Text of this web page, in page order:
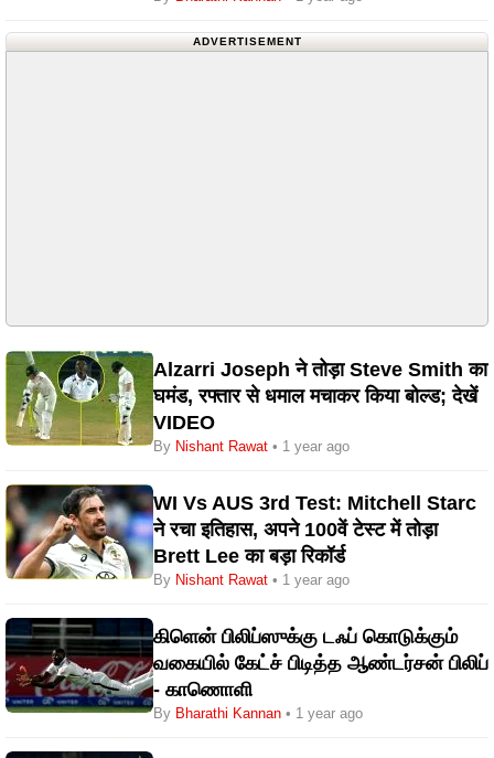
ADVERTISEMENT
Alzarri Joseph ने तोड़ा Steve Smith का
घमंड, रफ्तार से धमाल मचाकर किया बोल्ड; देखें
VIDEO
By Nishant Rawat • 1 year ago
WI Vs AUS 3rd Test: Mitchell Starc
ने रचा इतिहास, अपने 100वें टेस्ट में तोड़ा
Brett Lee का बड़ा रिकॉर्ड
By Nishant Rawat • 1 year ago
கிளென் பிலிப்ஸுக்கு டஃப் கொடுக்கும்
வகையில் கேட்ச் பிடித்த ஆண்டர்சன் பிலிப்
- காணொளி
By Bharathi Kannan • 1 year ago